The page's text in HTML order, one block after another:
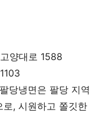
양대로 1588
당냉면은 팔당 지역
, 시원하고 쫄깃한